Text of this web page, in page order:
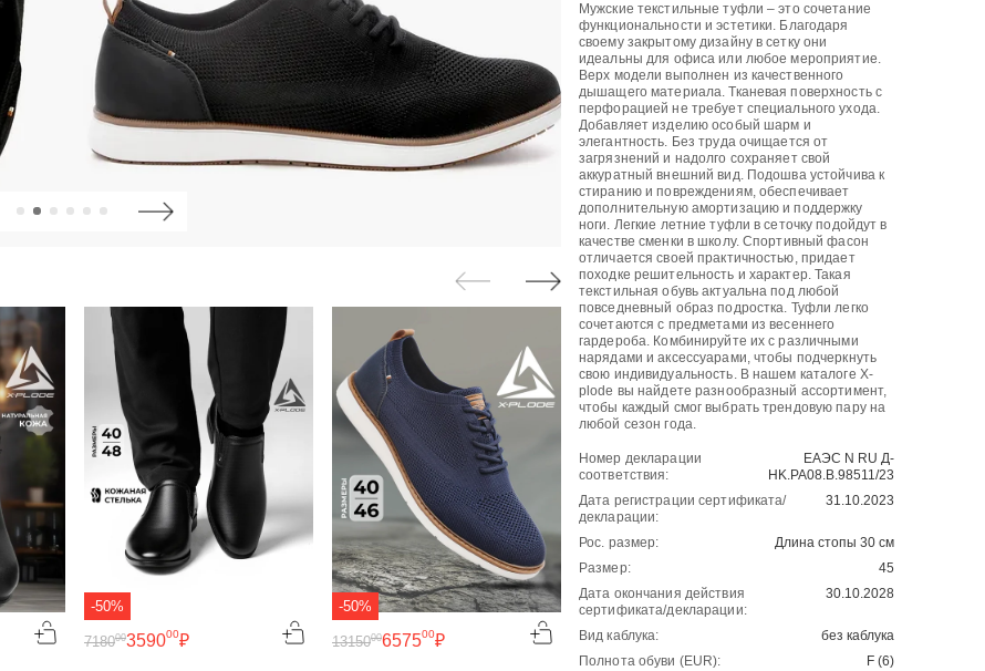
-50%
359000₽
718000
-50%
657500₽
1315000
-50%
5403
1080600 5222
1044400
Мужские текстильные туфли – это сочетание
функциональности и эстетики. Благодаря
своему закрытому дизайну в сетку они
идеальны для офиса или любое мероприятие.
Верх модели выполнен из качественного
дышащего материала. Тканевая поверхность с
перфорацией не требует специального ухода.
Добавляет изделию особый шарм и
элегантность. Без труда очищается от
загрязнений и надолго сохраняет свой
аккуратный внешний вид. Подошва устойчива к
стиранию и повреждениям, обеспечивает
дополнительную амортизацию и поддержку
ноги. Легкие летние туфли в сеточку подойдут в
качестве сменки в школу. Спортивный фасон
отличается своей практичностью, придает
походке решительность и характер. Такая
текстильная обувь актуальна под любой
повседневный образ подростка. Туфли легко
сочетаются с предметами из весеннего
гардероба. Комбинируйте их с различными
нарядами и аксессуарами, чтобы подчеркнуть
свою индивидуальность. В нашем каталоге X-
plode вы найдете разнообразный ассортимент,
чтобы каждый смог выбрать трендовую пару на
любой сезон года.
Номер декларации
соответствия:
ЕАЭС N RU Д-
HK.РА08.В.98511/23
Дата регистрации сертификата/
декларации:
31.10.2023
Рос. размер:
Длина стопы 30 см
Размер:
45
Дата окончания действия
сертификата/декларации:
30.10.2028
Вид каблука:
без каблука
Полнота обуви (EUR):
F (6)